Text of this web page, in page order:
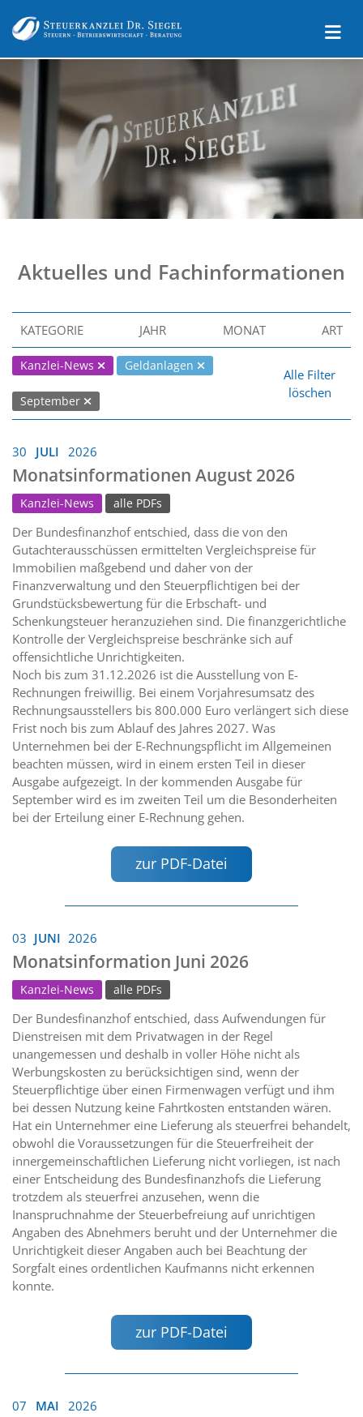
Aktuelles und Fachinformationen
KATEGORIE JAHR MONAT ART
Kanzlei-News Geldanlagen
September
Alle Filter
löschen
30 JULI 2026
Monatsinformationen August 2026
Kanzlei-News alle PDFs
Der Bundesfinanzhof entschied, dass die von den
Gutachterausschüssen ermittelten Vergleichspreise für
Immobilien maßgebend und daher von der
Finanzverwaltung und den Steuerpflichtigen bei der
Grundstücksbewertung für die Erbschaft- und
Schenkungsteuer heranzuziehen sind. Die finanzgerichtliche
Kontrolle der Vergleichspreise beschränke sich auf
offensichtliche Unrichtigkeiten.
Noch bis zum 31.12.2026 ist die Ausstellung von E-
Rechnungen freiwillig. Bei einem Vorjahresumsatz des
Rechnungsausstellers bis 800.000 Euro verlängert sich diese
Frist noch bis zum Ablauf des Jahres 2027. Was
Unternehmen bei der E-Rechnungspflicht im Allgemeinen
beachten müssen, wird in einem ersten Teil in dieser
Ausgabe aufgezeigt. In der kommenden Ausgabe für
September wird es im zweiten Teil um die Besonderheiten
bei der Erteilung einer E-Rechnung gehen.
zur PDF-Datei
03 JUNI 2026
Monatsinformation Juni 2026
Kanzlei-News alle PDFs
Der Bundesfinanzhof entschied, dass Aufwendungen für
Dienstreisen mit dem Privatwagen in der Regel
unangemessen und deshalb in voller Höhe nicht als
Werbungskosten zu berücksichtigen sind, wenn der
Steuerpflichtige über einen Firmenwagen verfügt und ihm
bei dessen Nutzung keine Fahrtkosten entstanden wären.
Hat ein Unternehmer eine Lieferung als steuerfrei behandelt,
obwohl die Voraussetzungen für die Steuerfreiheit der
innergemeinschaftlichen Lieferung nicht vorliegen, ist nach
einer Entscheidung des Bundesfinanzhofs die Lieferung
trotzdem als steuerfrei anzusehen, wenn die
Inanspruchnahme der Steuerbefreiung auf unrichtigen
Angaben des Abnehmers beruht und der Unternehmer die
Unrichtigkeit dieser Angaben auch bei Beachtung der
Sorgfalt eines ordentlichen Kaufmanns nicht erkennen
konnte.
zur PDF-Datei
07 MAI 2026